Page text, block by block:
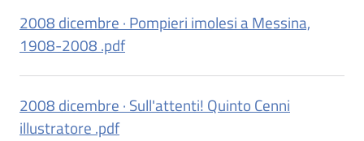
Scopri
i
contenuti
2008 dicembre · Pompieri imolesi a Messina,
1908-2008 .pdf
2008 dicembre · Sull'attenti! Quinto Cenni
illustratore .pdf